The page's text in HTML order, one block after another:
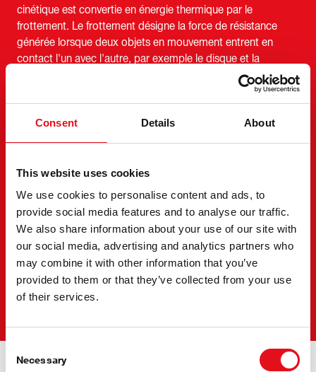
Consent Details About
This website uses cookies
We use cookies to personalise content and ads, to
provide social media features and to analyse our traffic.
We also share information about your use of our site with
our social media, advertising and analytics partners who
may combine it with other information that you’ve
provided to them or that they’ve collected from your use
of their services.
Selection
Necessary
cinétique est convertie en énergie thermique par le
frottement. Le frottement désigne la force de résistance
générée lorsque deux objets en mouvement entrent en
contact l'un avec l'autre, par exemple le disque et la
Lorsque le conducteur appuie sur la pédale de frein, la
puissance est augmentée par le servofrein et convertie en
supérieure à la pression exercée par le conducteur sur la
sur la pédale de frein, vous générerez une force de freinage
de 450 kg.
Le saviez-vous ?
Lors d'un freinage à 100 km/h, la chaleur générée est
suffisante pour faire bouillir deux litres d'eau en trois
secondes.